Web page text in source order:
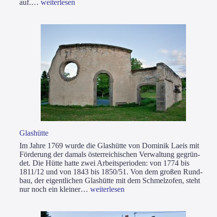
auf.… Römi­
wei­ter­le­sen
Glas­hüt­te
Im Jah­re 1769 wur­de die Glas­hüt­te von Domi­nik Laeis mit
För­de­rung der damals öster­rei­chi­schen Ver­wal­tung gegrün­
det. Die Hüt­te hat­te zwei Arbeits­pe­ri­oden: von 1774 bis
1811/12 und von 1843 bis 1850/51. Von dem gro­ßen Rund­
bau, der eigent­li­chen Glas­hüt­te mit dem Schmelz­ofen, steht
nur noch ein klei­ner… Glas­
wei­ter­le­sen